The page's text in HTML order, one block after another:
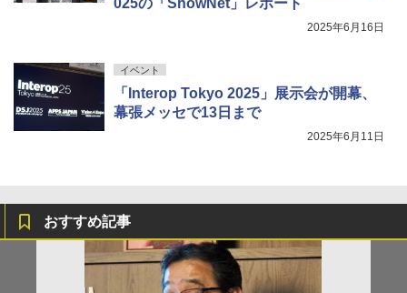
025の「ShowNet」レポート
2025年6月16日
イベント
「Interop Tokyo 2025」展示会が開幕、
幕張メッセで13日まで
2025年6月11日
おすすめ記事